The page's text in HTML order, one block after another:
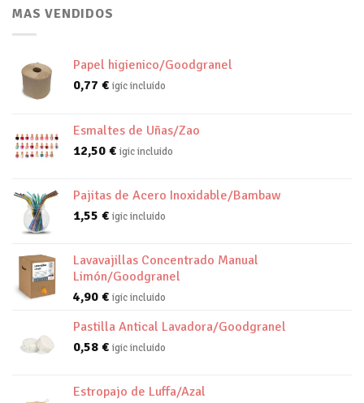
MAS VENDIDOS
Papel higienico/Goodgranel
0,77 € igic incluido
Esmaltes de Uñas/Zao
12,50 € igic incluido
Pajitas de Acero Inoxidable/Bambaw
1,55 € igic incluido
Lavavajillas Concentrado Manual
Limón/Goodgranel
4,90 € igic incluido
Pastilla Antical Lavadora/Goodgranel
0,58 € igic incluido
Estropajo de Luffa/Azal